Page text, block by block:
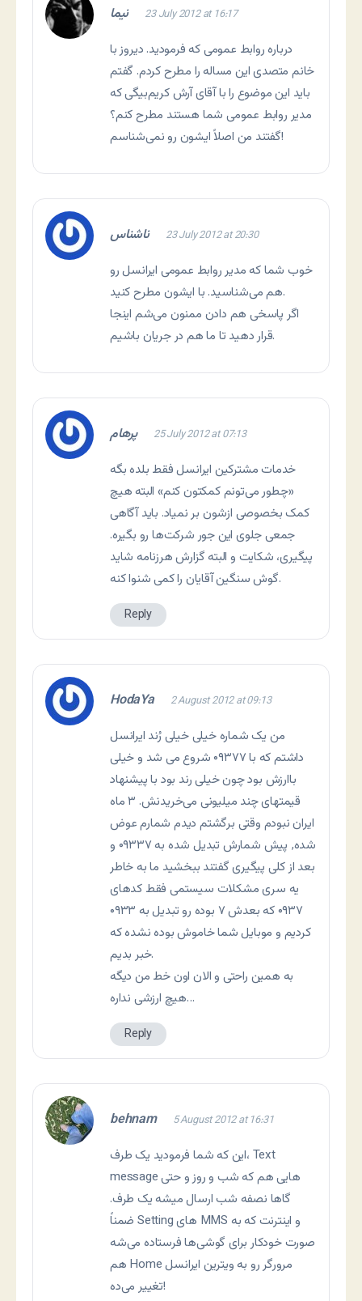
نیما 23 July 2012 at 16:17
درباره روابط عمومی که فرمودید. دیروز با
خانم متصدی این مساله را مطرح کردم. گفتم
باید این موضوع را با آقای آرش کریم‌بیگی که
مدیر روابط عمومی شما هستند مطرح کنم؟
گفتند من اصلاً ایشون رو نمی‌شناسم!
ناشناس 23 July 2012 at 20:30
خوب شما که مدیر روابط عمومی ایرانسل رو
هم می‌شناسید. با ایشون مطرح کنید.
اگر پاسخی هم دادن ممنون می‌شم اینجا
قرار دهید تا ما هم در جریان باشیم.
پرهام 25 July 2012 at 07:13
خدمات مشترکین ایرانسل فقط بلده بگه
«چطور می‌تونم کمکتون کنم» البته هیچ
کمک بخصوصی ازشون بر نمیاد. باید آگاهی
جمعی جلوی این جور شرکت‌ها رو بگیره.
پیگیری، شکایت و البته گزارش هرزنامه شاید
گوش سنگین آقایان را کمی شنوا کنه.
Reply
HodaYa 2 August 2012 at 09:13
من یک شماره خیلی خیلی رُند ایرانسل
داشتم که با ۰۹۳۷۷ شروع می شد و خیلی
باارزش بود چون خیلی رند بود با پیشنهاد
قیمتهای چند میلیونی می‌خریدنش. ۳ ماه
ایران نبودم وقتی برگشتم دیدم شمارم عوض
شده٬ پیش شمارش تبدیل شده به ۰۹۳۳۷ و
بعد از کلی پیگیری گفتند ببخشید ما به خاطر
یه سری مشکلات سیستمی فقط کدهای
۰۹۳۷ که بعدش ۷ بوده رو تبدیل به ۰۹۳۳
کردیم و موبایل شما خاموش بوده نشده که
خبر بدیم.
به همین راحتی و الان اون خط من دیگه
هیچ ارزشی نداره…
Reply
behnam 5 August 2012 at 16:31
این که شما فرمودید یک طرف، Text
message هایی هم که شب و روز و حتی
گاها نصفه شب ارسال میشه یک طرف.
ضمناً Setting های MMS و اینترنت که به
صورت خودکار برای گوشی‌ها فرستاده می‌شه
هم Home مرورگر رو به ویترین ایرانسل
تغییر می‌ده!